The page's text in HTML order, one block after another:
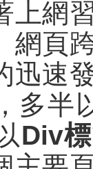
上網
網頁
迅速
多半
Div